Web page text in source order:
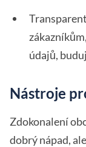
údajů,
Nástroje
Zdokonalení
dobrý nápad,